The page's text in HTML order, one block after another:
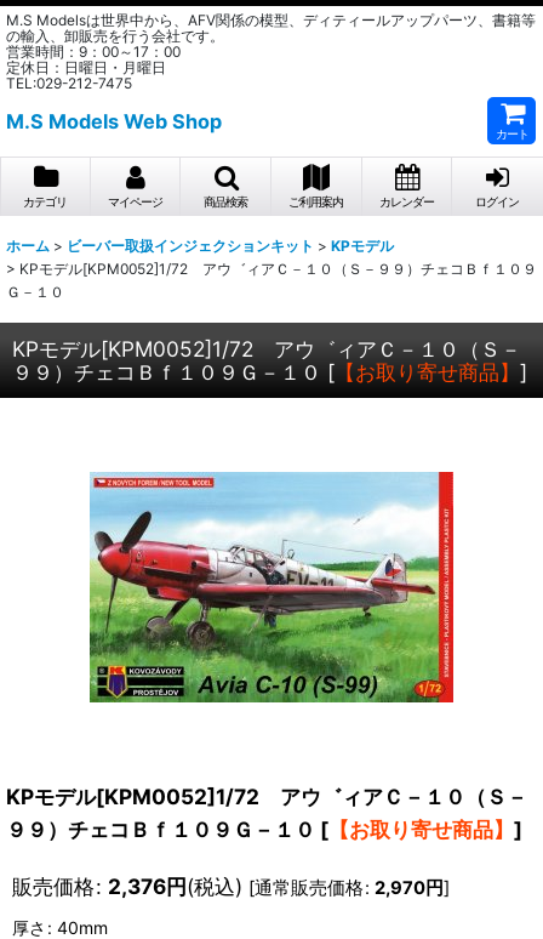
M.S Modelsは世界中から、AFV関係の模型、ディティールアップパーツ、書籍等
の輸入、卸販売を行う会社です。
営業時間：9：00～17：00
定休日：日曜日・月曜日
TEL:029-212-7475
M.S Models Web Shop
カート
カテゴリ マイページ 商品検索 ご利用案内 カレンダー ログイン
ホーム > ビーバー取扱インジェクションキット > KPモデル
> KPモデル[KPM0052]1/72 アウ゛ィアＣ－１０（Ｓ－９９）チェコＢｆ１０９
Ｇ－１０
KPモデル[KPM0052]1/72 アウ゛ィアＣ－１０（Ｓ－
９９）チェコＢｆ１０９Ｇ－１０ [ 【お取り寄せ商品】 ]
KPモデル[KPM0052]1/72 アウ゛ィアＣ－１０（Ｓ－
９９）チェコＢｆ１０９Ｇ－１０ [ 【お取り寄せ商品】 ]
販売価格: 2,376円(税込) [通常販売価格: 2,970円]
厚さ : 40mm